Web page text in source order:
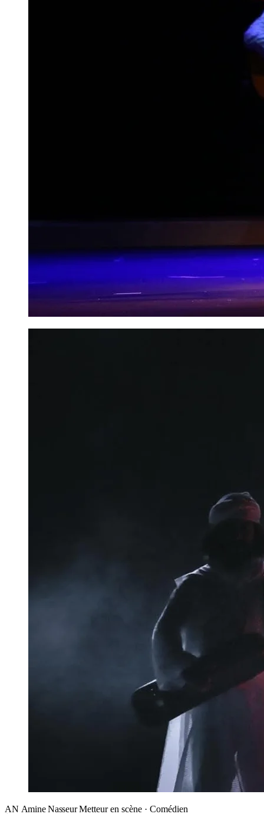
AN Amine Nasseur Metteur en scène · Comédien